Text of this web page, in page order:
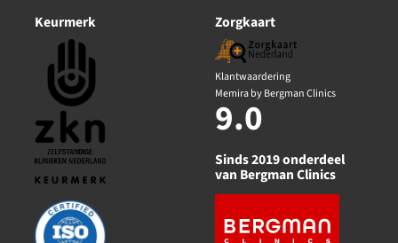
Keurmerk Zorgkaart
Klantwaardering
Memira by Bergman Clinics
9.0
Sinds 2019 onderdeel
van Bergman Clinics